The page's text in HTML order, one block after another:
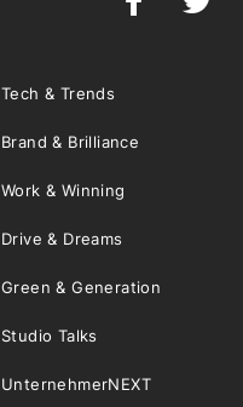
Tech & Trends
Brand & Brilliance
Work & Winning
Drive & Dreams
Green & Generation
Studio Talks
UnternehmerNEXT